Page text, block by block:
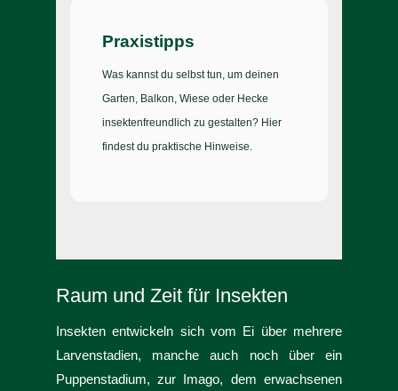
Praxistipps
Was kannst du selbst tun, um deinen
Garten, Balkon, Wiese oder Hecke
insektenfreundlich zu gestalten? Hier
findest du praktische Hinweise.
Raum und Zeit für Insekten
Insekten entwickeln sich vom Ei über mehrere
Larvenstadien, manche auch noch über ein
Puppenstadium, zur Imago, dem erwachsenen